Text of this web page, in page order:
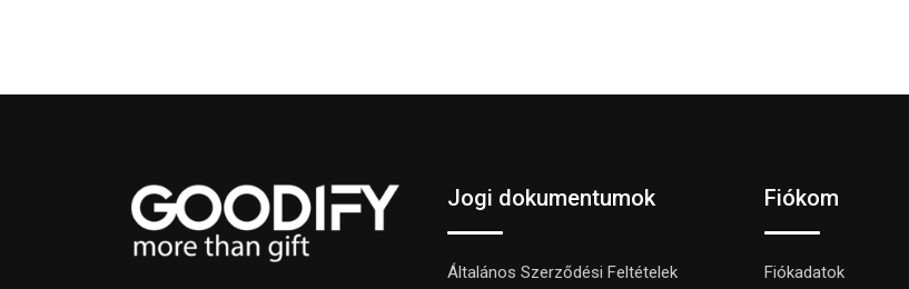
Jogi dokumentumok
Általános Szerződési Feltételek
Fiókom
Fiókadatok